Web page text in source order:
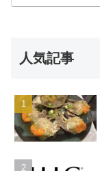
人気記事